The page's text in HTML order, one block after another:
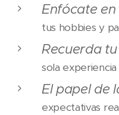
Enfócate
tus hobbies y
Recuerda
sola
El papel de
expectativas